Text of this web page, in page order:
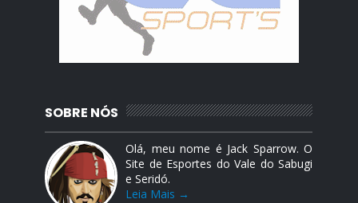
SOBRE NÓS
Olá, meu nome é Jack Sparrow. O
Site de Esportes do Vale do Sabugi
e Seridó.
Leia Mais →